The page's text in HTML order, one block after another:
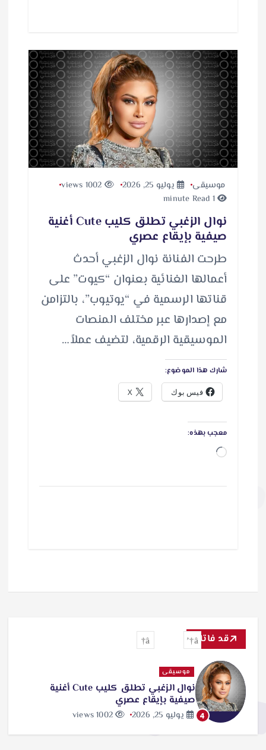
موسيقى يوليو 25, 2026
1 minute Read
نوال الزغبي تطلق كليب Cute أغنية
صيفية بإيقاع عصري
طرحت الفنانة نوال الزغبي أحدث
أعمالها الغنائية بعنوان “كيوت” على
قناتها الرسمية في “يوتيوب”، بالتزامن
مع إصدارها عبر مختلف المنصات
الموسيقية الرقمية، لتضيف عملاً…
شارك هذا الموضوع:
فيس بوك X
معجب بهذه:
ج
ح
ي
ل
…
قد فاتك
4
موسيقى
نوال الزغبي تطلق كليب Cute أغنية
صيفية بإيقاع عصري
يوليو 25, 2026 1002 views